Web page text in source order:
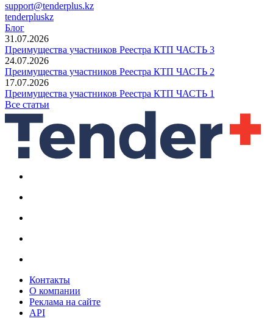
support@tenderplus.kz
tenderpluskz
Блог
31.07.2026
Преимущества участников Реестра КТП ЧАСТЬ 3
24.07.2026
Преимущества участников Реестра КТП ЧАСТЬ 2
17.07.2026
Преимущества участников Реестра КТП ЧАСТЬ 1
Все статьи
Контакты
О компании
Реклама на сайте
API